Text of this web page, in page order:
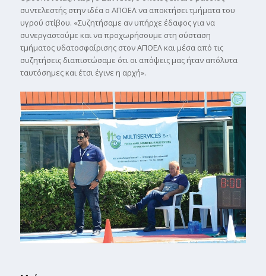
συντελεστής στην ιδέα ο ΑΠΟΕΛ να αποκτήσει τµήµατα του
υγρού στίβου. «Συζητήσαµε αν υπήρχε έδαφος για να
συνεργαστούµε και να προχωρήσουµε στη σύσταση
τµήµατος υδατοσφαίρισης στον ΑΠΟΕΛ και µέσα από τις
συζητήσεις διαπιστώσαµε ότι οι απόψεις µας ήταν απόλυτα
ταυτόσηµες και έτσι έγινε η αρχή».